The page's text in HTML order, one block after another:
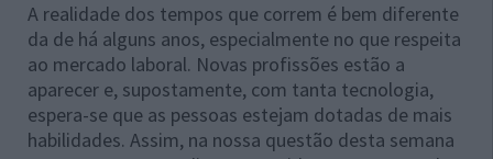
A realidade dos tempos que correm é bem diferente
da de há alguns anos, especialmente no que respeita
ao mercado laboral. Novas profissões estão a
aparecer e, supostamente, com tanta tecnologia,
espera-se que as pessoas estejam dotadas de mais
habilidades. Assim, na nossa questão desta semana